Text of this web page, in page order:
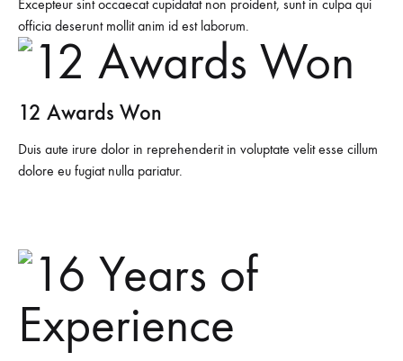
Excepteur sint occaecat cupidatat non proident, sunt in culpa qui
officia deserunt mollit anim id est laborum.
12 Awards Won
Duis aute irure dolor in reprehenderit in voluptate velit esse cillum
dolore eu fugiat nulla pariatur.